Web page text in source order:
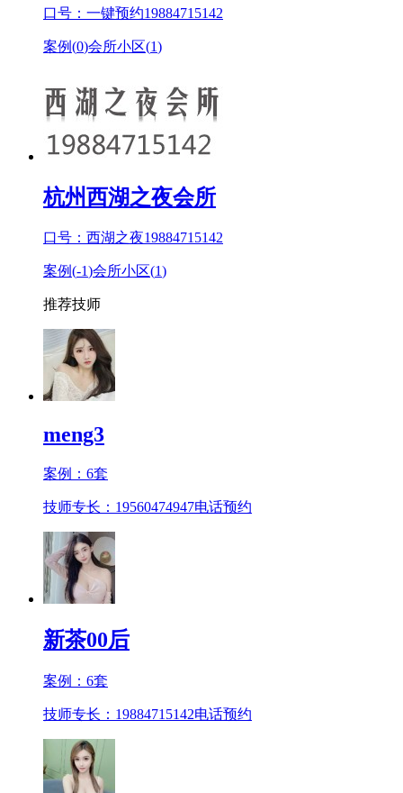
口号：一键预约19884715142
案例(0)会所小区(1)
杭州西湖之夜会所
口号：西湖之夜19884715142
案例(-1)会所小区(1)
推荐技师
meng3
案例： 6套
技师专长：19560474947电话预约
新茶00后
案例： 6套
技师专长：19884715142电话预约